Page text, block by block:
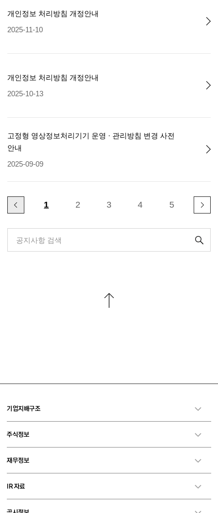
개인정보 처리방침 개정안내
2025-11-10
개인정보 처리방침 개정안내
2025-10-13
고정형 영상정보처리기기 운영 · 관리방침 변경 사전
안내
2025-09-09
1 2 3 4 5
공지사항 검색
기업지배구조
주식정보
재무정보
IR 자료